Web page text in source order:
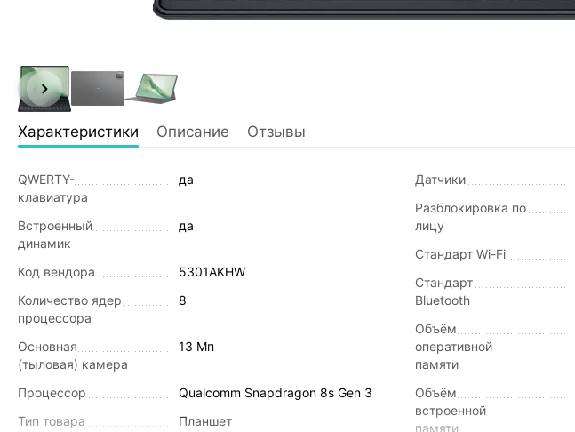
Характеристики Описание Отзывы
QWERTY-
клавиатура
да
Встроенный
динамик
да
Код вендора
5301AKHW
Количество ядер
процессора
8
Основная
(тыловая) камера
13 Мп
Процессор
Qualcomm Snapdragon 8s Gen 3
Тип товара
Планшет
Датчики
Разблокировка по
лицу
Стандарт Wi-Fi
Стандарт
Bluetooth
Объём
оперативной
памяти
Объём
встроенной
памяти